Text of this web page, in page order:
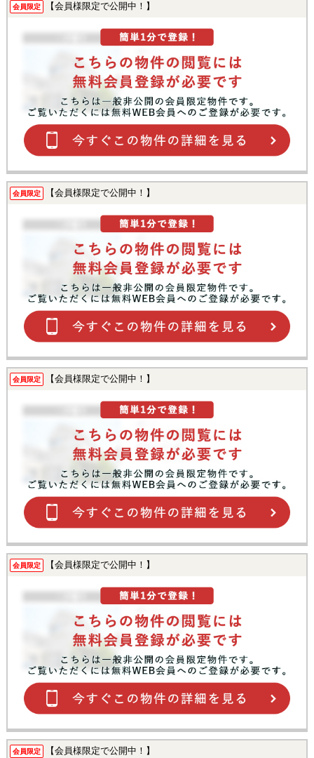
会員限定 【会員様限定で公開中！】
会員限定 【会員様限定で公開中！】
会員限定 【会員様限定で公開中！】
会員限定 【会員様限定で公開中！】
会員限定 【会員様限定で公開中！】